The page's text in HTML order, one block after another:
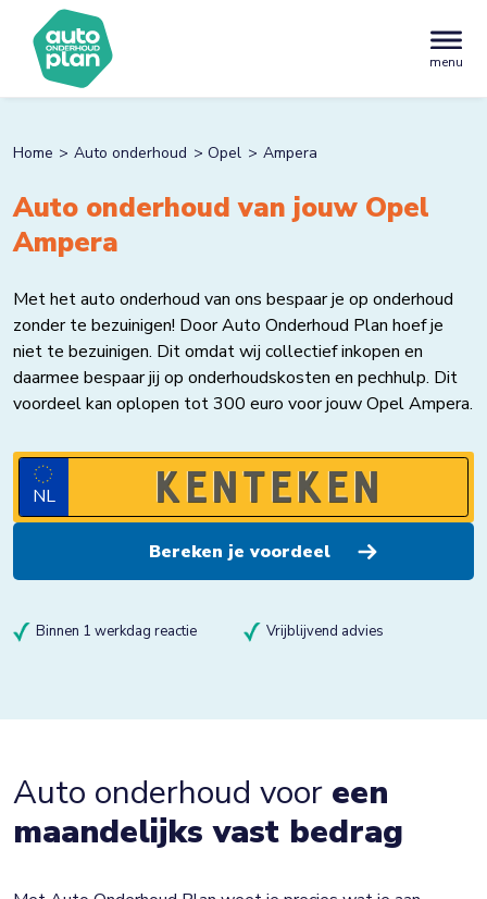
menu
Home Auto onderhoud Opel Ampera
Auto onderhoud van jouw Opel
Ampera
Met het auto onderhoud van ons bespaar je op onderhoud
zonder te bezuinigen! Door Auto Onderhoud Plan hoef je
niet te bezuinigen. Dit omdat wij collectief inkopen en
daarmee bespaar jij op onderhoudskosten en pechhulp. Dit
voordeel kan oplopen tot 300 euro voor jouw Opel Ampera.
NL
Binnen 1 werkdag reactie Vrijblijvend advies
Auto onderhoud voor een
maandelijks vast bedrag